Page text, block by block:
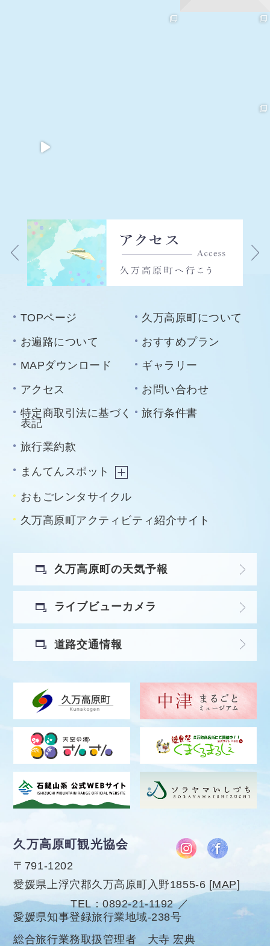
TOPページ
久万高原町について
お遍路について
おすすめプラン
MAPダウンロード
ギャラリー
アクセス
お問い合わせ
特定商取引法に基づく
表記
旅行条件書
旅行業約款
まんてんスポット
おもごレンタサイクル
久万高原町アクティビティ紹介サイト
久万高原町の天気予報
ライブビューカメラ
道路交通情報
久万高原町観光協会
〒791-1202
愛媛県上浮穴郡久万高原町入野1855-6 [MAP]
TEL
0892-21-1192
愛媛県知事登録旅行業地域-238号
総合旅行業務取扱管理者 大寺 宏典